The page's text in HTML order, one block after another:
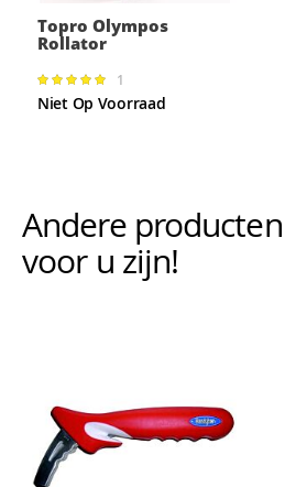
Topro Olympos
Rollator
Waardering:
100%
1
Niet Op Voorraad
Andere
voor u zijn!